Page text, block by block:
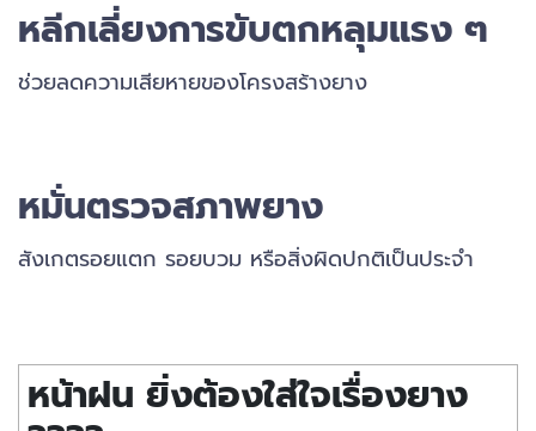
หลีกเลี่ยงการขับตกหลุมแรง ๆ
ช่วยลดความเสียหายของโครงสร้างยาง
หมั่นตรวจสภาพยาง
สังเกตรอยแตก รอยบวม หรือสิ่งผิดปกติเป็นประจำ
หน้าฝน ยิ่งต้องใส่ใจเรื่องยาง